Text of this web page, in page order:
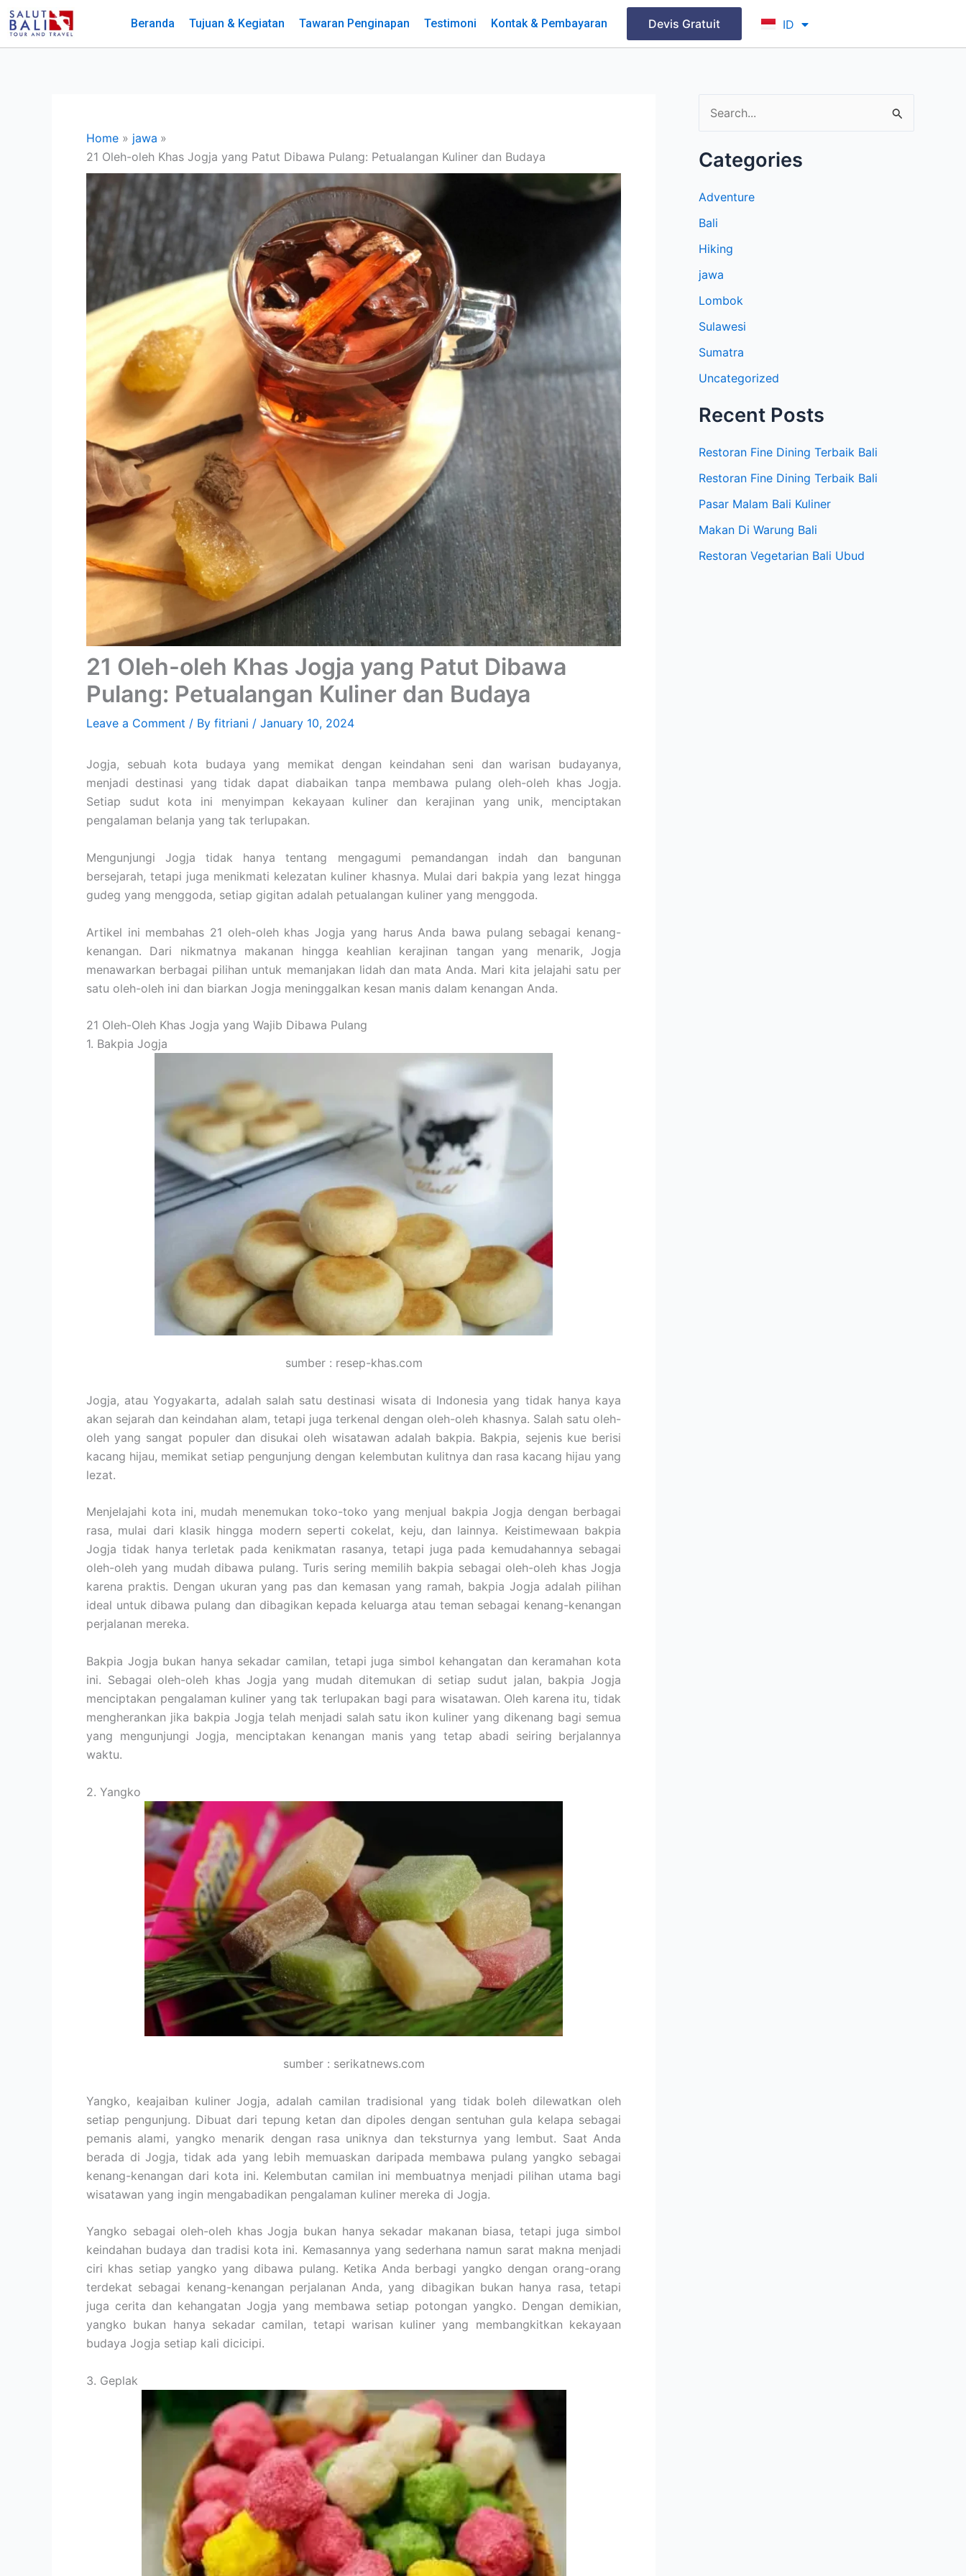
Skip
to
content
Beranda Tujuan & Kegiatan Tawaran Penginapan Testimoni Kontak & Pembayaran Devis Gratuit ID
EN
Home
jawa
21 Oleh-oleh Khas Jogja yang Patut Dibawa Pulang: Petualangan Kuliner dan Budaya
21 Oleh-oleh Khas Jogja yang Patut Dibawa
Pulang: Petualangan Kuliner dan Budaya
Leave a Comment / By fitriani / January 10, 2024
Jogja, sebuah kota budaya yang memikat dengan keindahan seni dan warisan budayanya,
menjadi destinasi yang tidak dapat diabaikan tanpa membawa pulang oleh-oleh khas Jogja.
Setiap sudut kota ini menyimpan kekayaan kuliner dan kerajinan yang unik, menciptakan
pengalaman belanja yang tak terlupakan.
Mengunjungi Jogja tidak hanya tentang mengagumi pemandangan indah dan bangunan
bersejarah, tetapi juga menikmati kelezatan kuliner khasnya. Mulai dari bakpia yang lezat hingga
gudeg yang menggoda, setiap gigitan adalah petualangan kuliner yang menggoda.
Artikel ini membahas 21 oleh-oleh khas Jogja yang harus Anda bawa pulang sebagai kenang-
kenangan. Dari nikmatnya makanan hingga keahlian kerajinan tangan yang menarik, Jogja
menawarkan berbagai pilihan untuk memanjakan lidah dan mata Anda. Mari kita jelajahi satu per
satu oleh-oleh ini dan biarkan Jogja meninggalkan kesan manis dalam kenangan Anda.
21 Oleh-Oleh Khas Jogja yang Wajib Dibawa Pulang
1. Bakpia Jogja
sumber : resep-khas.com
Jogja, atau Yogyakarta, adalah salah satu destinasi wisata di Indonesia yang tidak hanya kaya
akan sejarah dan keindahan alam, tetapi juga terkenal dengan oleh-oleh khasnya. Salah satu oleh-
oleh yang sangat populer dan disukai oleh wisatawan adalah bakpia. Bakpia, sejenis kue berisi
kacang hijau, memikat setiap pengunjung dengan kelembutan kulitnya dan rasa kacang hijau yang
lezat.
Menjelajahi kota ini, mudah menemukan toko-toko yang menjual bakpia Jogja dengan berbagai
rasa, mulai dari klasik hingga modern seperti cokelat, keju, dan lainnya. Keistimewaan bakpia
Jogja tidak hanya terletak pada kenikmatan rasanya, tetapi juga pada kemudahannya sebagai
oleh-oleh yang mudah dibawa pulang. Turis sering memilih bakpia sebagai oleh-oleh khas Jogja
karena praktis. Dengan ukuran yang pas dan kemasan yang ramah, bakpia Jogja adalah pilihan
ideal untuk dibawa pulang dan dibagikan kepada keluarga atau teman sebagai kenang-kenangan
perjalanan mereka.
Bakpia Jogja bukan hanya sekadar camilan, tetapi juga simbol kehangatan dan keramahan kota
ini. Sebagai oleh-oleh khas Jogja yang mudah ditemukan di setiap sudut jalan, bakpia Jogja
menciptakan pengalaman kuliner yang tak terlupakan bagi para wisatawan. Oleh karena itu, tidak
mengherankan jika bakpia Jogja telah menjadi salah satu ikon kuliner yang dikenang bagi semua
yang mengunjungi Jogja, menciptakan kenangan manis yang tetap abadi seiring berjalannya
waktu.
2. Yangko
sumber : serikatnews.com
Yangko, keajaiban kuliner Jogja, adalah camilan tradisional yang tidak boleh dilewatkan oleh
setiap pengunjung. Dibuat dari tepung ketan dan dipoles dengan sentuhan gula kelapa sebagai
pemanis alami, yangko menarik dengan rasa uniknya dan teksturnya yang lembut. Saat Anda
berada di Jogja, tidak ada yang lebih memuaskan daripada membawa pulang yangko sebagai
kenang-kenangan dari kota ini. Kelembutan camilan ini membuatnya menjadi pilihan utama bagi
wisatawan yang ingin mengabadikan pengalaman kuliner mereka di Jogja.
Yangko sebagai oleh-oleh khas Jogja bukan hanya sekadar makanan biasa, tetapi juga simbol
keindahan budaya dan tradisi kota ini. Kemasannya yang sederhana namun sarat makna menjadi
ciri khas setiap yangko yang dibawa pulang. Ketika Anda berbagi yangko dengan orang-orang
terdekat sebagai kenang-kenangan perjalanan Anda, yang dibagikan bukan hanya rasa, tetapi
juga cerita dan kehangatan Jogja yang membawa setiap potongan yangko. Dengan demikian,
yangko bukan hanya sekadar camilan, tetapi warisan kuliner yang membangkitkan kekayaan
budaya Jogja setiap kali dicicipi.
3. Geplak
a
h
f
o
r
:
Categories
Adventure
Bali
Hiking
jawa
Lombok
Sulawesi
Sumatra
Uncategorized
Recent Posts
Restoran Fine Dining Terbaik Bali
Restoran Fine Dining Terbaik Bali
Pasar Malam Bali Kuliner
Makan Di Warung Bali
Restoran Vegetarian Bali Ubud